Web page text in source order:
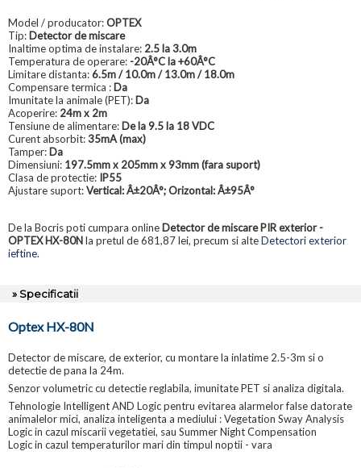
Model / producator:OPTEX
Tip: Detector de miscare
Inaltime optima de instalare: 2.5 la 3.0m
Temperatura de operare: -20Â°C la +60Â°C
Limitare distanta:6.5m / 10.0m / 13.0m / 18.0m
Compensare termica : Da
Imunitate la animale (PET): Da
Acoperire: 24m x 2m
Tensiune de alimentare: De la 9.5 la 18 VDC
Curent absorbit:35mA (max)
Tamper: Da
Dimensiuni: 197.5mm x 205mm x 93mm (fara suport)
Clasa de protectie: IP55
Ajustare suport:Vertical: Â±20Â°; Orizontal: Â±95Â°
De la Bocris poti cumpara online Detector de miscare PIR exterior -
OPTEX HX-80Nla pretul de 681,87 lei, precum si alteDetectori exterior
ieftine.
» Specificatii
Optex HX-80N
Detector de miscare, de exterior, cu montare la inlatime 2.5-3m si o
detectie de pana la 24m.
Senzor volumetric cu detectie reglabila, imunitate PET si analiza digitala.
Tehnologie Intelligent AND Logic pentru evitarea alarmelor false datorate
animalelor mici, analiza inteligenta a mediului : Vegetation Sway Analysis
Logic in cazul miscarii vegetatiei, sau Summer Night Compensation
Logic in cazul temperaturilor mari din timpul noptii - vara